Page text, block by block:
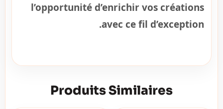
l’opportunité d’enrichir vos créations
avec ce fil d’exception.
Produits Similaires